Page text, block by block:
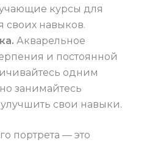
курсы для
своих навыков.
Акварельное
и постоянной
одним
занимайтесь
свои навыки.
портрета — это